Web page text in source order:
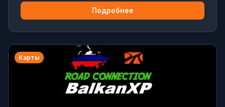
Подробнее
Карты